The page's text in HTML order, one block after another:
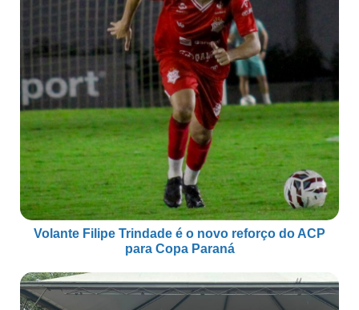
Volante Filipe Trindade é o novo reforço do ACP
para Copa Paraná